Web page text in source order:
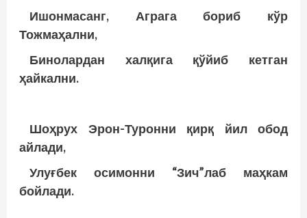
Ишонмасанг, Аграга бориб кўр
Тожмаҳални,
Бинолардан халқига қўйиб кетган
ҳайкални.
Шоҳрух Эрон-Туронни қирқ йил обод
айлади,
Улуғбек осимонни “Зич”лаб маҳкам
бойлади.